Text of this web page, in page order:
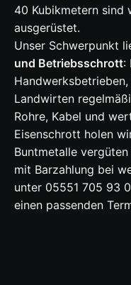
40 Kubikmetern sind
ausgerüstet.
Unser Schwerpunkt
und Betriebsschrott:
Landwirten
Rohre, Kabel und
Eisenschrott holen
Buntmetalle
mit Barzahlung bei
unter 05551 705 93
einen passenden